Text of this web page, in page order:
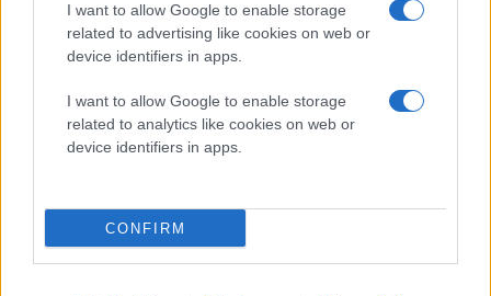
I want to allow Google to enable storage
related to advertising like cookies on web or
device identifiers in apps.
I want to allow Google to enable storage
related to analytics like cookies on web or
device identifiers in apps.
CONFIRM
Μακάρι να είναι το μόνο πρόβλημα οι αντικρυστοί που θα
στερηθούμε. Θα στήσουμε καλύτερους του χρόνου που θα’
χουμε και τα 200 χρόνια από την ελληνική επανάσταση. Τότε
Εμβολίου επιτρέποντος βεβαίως…
Διάβαστε περισσότερα